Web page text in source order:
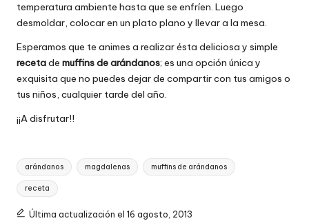
temperatura ambiente hasta que se enfríen. Luego
desmoldar, colocar en un plato plano y llevar a la mesa.
Esperamos que te animes a realizar ésta deliciosa y simple
recetade muffins de arándanos; es una opción única y
exquisita que no puedes dejar de compartir con tus amigos o
tus niños, cualquier tarde del año.
¡¡A disfrutar!!
Etiquetas:
arándanos magdalenas muffins de arándanos
receta
Última actualización el 16 agosto, 2013